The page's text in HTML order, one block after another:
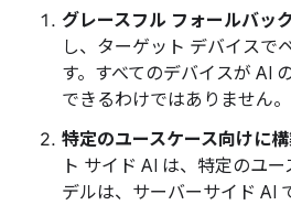
グレースフル フォールバッ
し、ターゲット デバイスで
す。すべてのデバイスが AI
できるわけではありません。
特定のユースケース向けに
ト サイド AI は、特定のユ
デルは、サーバーサイド AI